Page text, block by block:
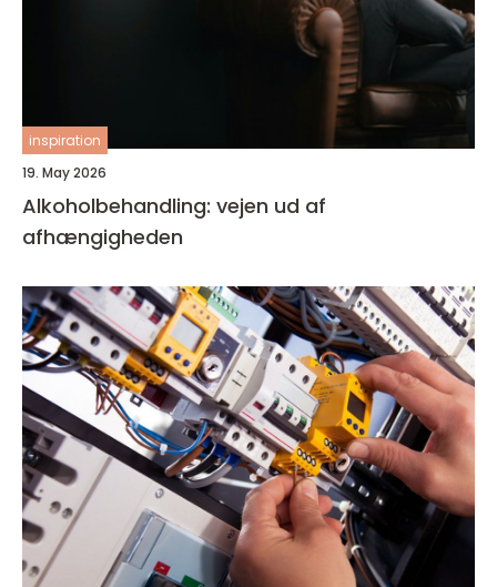
inspiration
19. May 2026
Alkoholbehandling: vejen ud af
afhængigheden